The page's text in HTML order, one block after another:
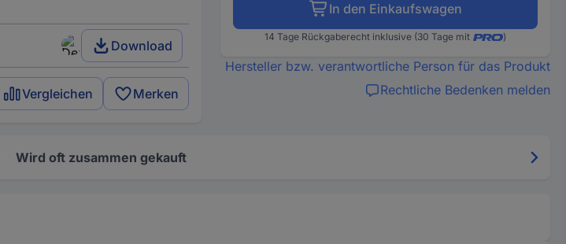
Download
Vergleichen Merken
In den Einkaufswagen
14 Tage Rückgaberecht inklusive (30 Tage mit )
Hersteller bzw. verantwortliche Person für das Produkt
Rechtliche Bedenken melden
Wird oft zusammen gekauft